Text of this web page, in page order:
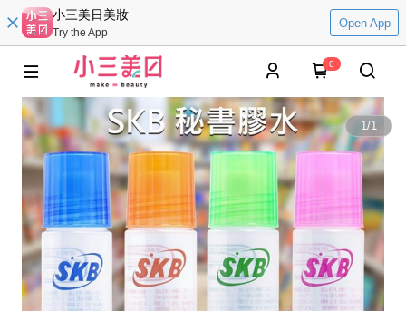
小三美日美妝
Try the App
Open App
0
1/1